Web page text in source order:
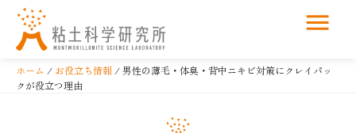
コ
テ
ホーム / お役立ち情報 / 男性の薄毛・体臭・背中ニキビ対策にクレイパッ
クが役立つ理由